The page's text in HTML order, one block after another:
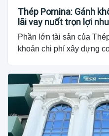
Thép Pomina: Gánh
lãi vay nuốt trọn lợi
Phần lớn tài sản của
khoản chi phí xây dựng